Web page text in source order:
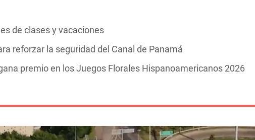
de clases y vacaciones
reforzar la seguridad del Canal de Panamá
premio en los Juegos Florales Hispanoamericanos 2026